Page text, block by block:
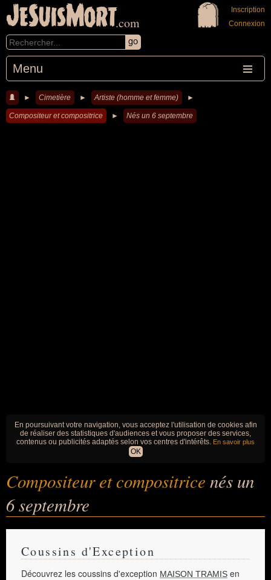
JeSuisMort.com
Menu
Inscription
Connexion
► Cimetière ► Artiste (homme et femme) ►
Compositeur et compositrice ► Nés un 6 septembre
En poursuivant votre navigation, vous acceptez l'utilisation de cookies afin
de réaliser des statistiques d'audiences et vous proposer des services,
contenus ou publicités adaptés selon vos centres d'intérêts. En savoir plus
OK
Compositeur et compositrice nés un
6 septembre
Coussins d'Exception
Découvrez les coussins d'exception MAISON TRAMIS en